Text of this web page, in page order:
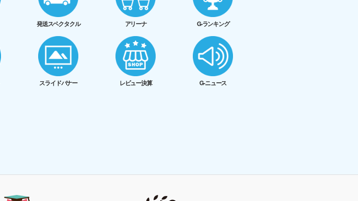
発送スペクタクル アリーナ G-ランキング
スライドバナー レビュー決算 G-ニュース